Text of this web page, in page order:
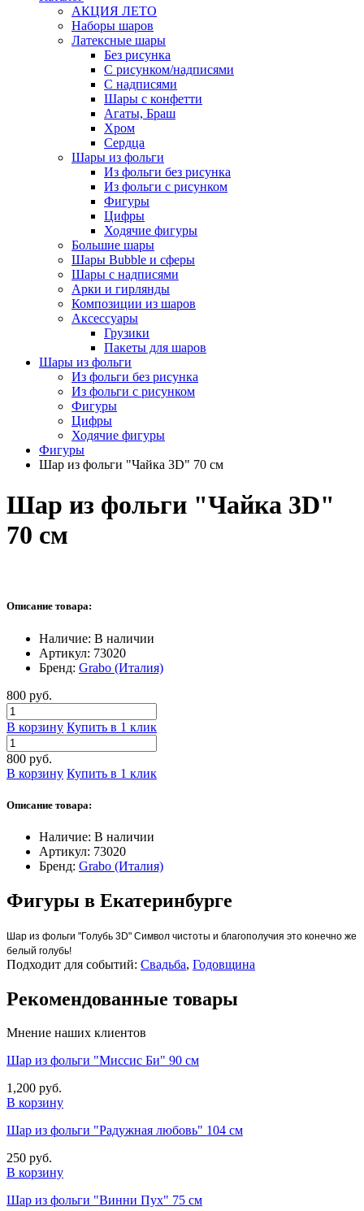
АКЦИЯ ЛЕТО
Наборы шаров
Латексные шары
Без рисунка
С рисунком/надписями
С надписями
Шары с конфетти
Агаты, Браш
Хром
Сердца
Шары из фольги
Из фольги без рисунка
Из фольги с рисунком
Фигуры
Цифры
Ходячие фигуры
Большие шары
Шары Bubble и сферы
Шары с надписями
Арки и гирлянды
Композиции из шаров
Аксессуары
Грузики
Пакеты для шаров
Шары из фольги
Из фольги без рисунка
Из фольги с рисунком
Фигуры
Цифры
Ходячие фигуры
Фигуры
Шар из фольги "Чайка 3D" 70 см
Шар из фольги "Чайка 3D"
70 см
Описание товара:
Наличие: В наличии
Артикул: 73020
Бренд: Grabo (Италия)
800 руб.
В корзину Купить в 1 клик
800 руб.
В корзину Купить в 1 клик
Описание товара:
Наличие: В наличии
Артикул: 73020
Бренд: Grabo (Италия)
Фигуры в Екатеринбурге
Шар из фольги "Голубь 3D" Символ чистоты и благополучия это конечно же
белый голубь!
Подходит для событий: Свадьба, Годовщина
Рекомендованные товары
Мнение наших клиентов
Шар из фольги "Миссис Би" 90 см
1,200 руб.
В корзину
Шар из фольги "Радужная любовь" 104 см
250 руб.
В корзину
Шар из фольги "Винни Пух" 75 см